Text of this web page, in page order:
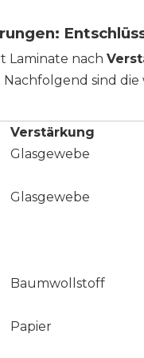
Laminate nach
Nachfolgend sind
Verstärkung
Glasgewebe
Glasgewebe
Baumwollstoff
Papier